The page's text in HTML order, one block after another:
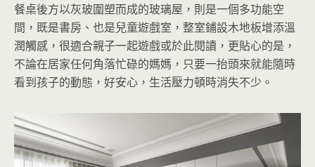
餐桌後方以灰玻圍塑而成的玻璃屋，則是一個多功能空
間，既是書房、也是兒童遊戲室，整室鋪設木地板增添溫
潤觸感，很適合親子一起遊戲或於此閱讀，更貼心的是，
不論在居家任何角落忙碌的媽媽，只要一抬頭來就能隨時
看到孩子的動態，好安心，生活壓力頓時消失不少。